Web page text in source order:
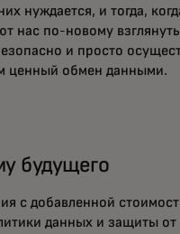
нуждается, и тогда,
нас по-новому
и просто
ценный обмен данными.
будущего
с добавленной
данных и защиты